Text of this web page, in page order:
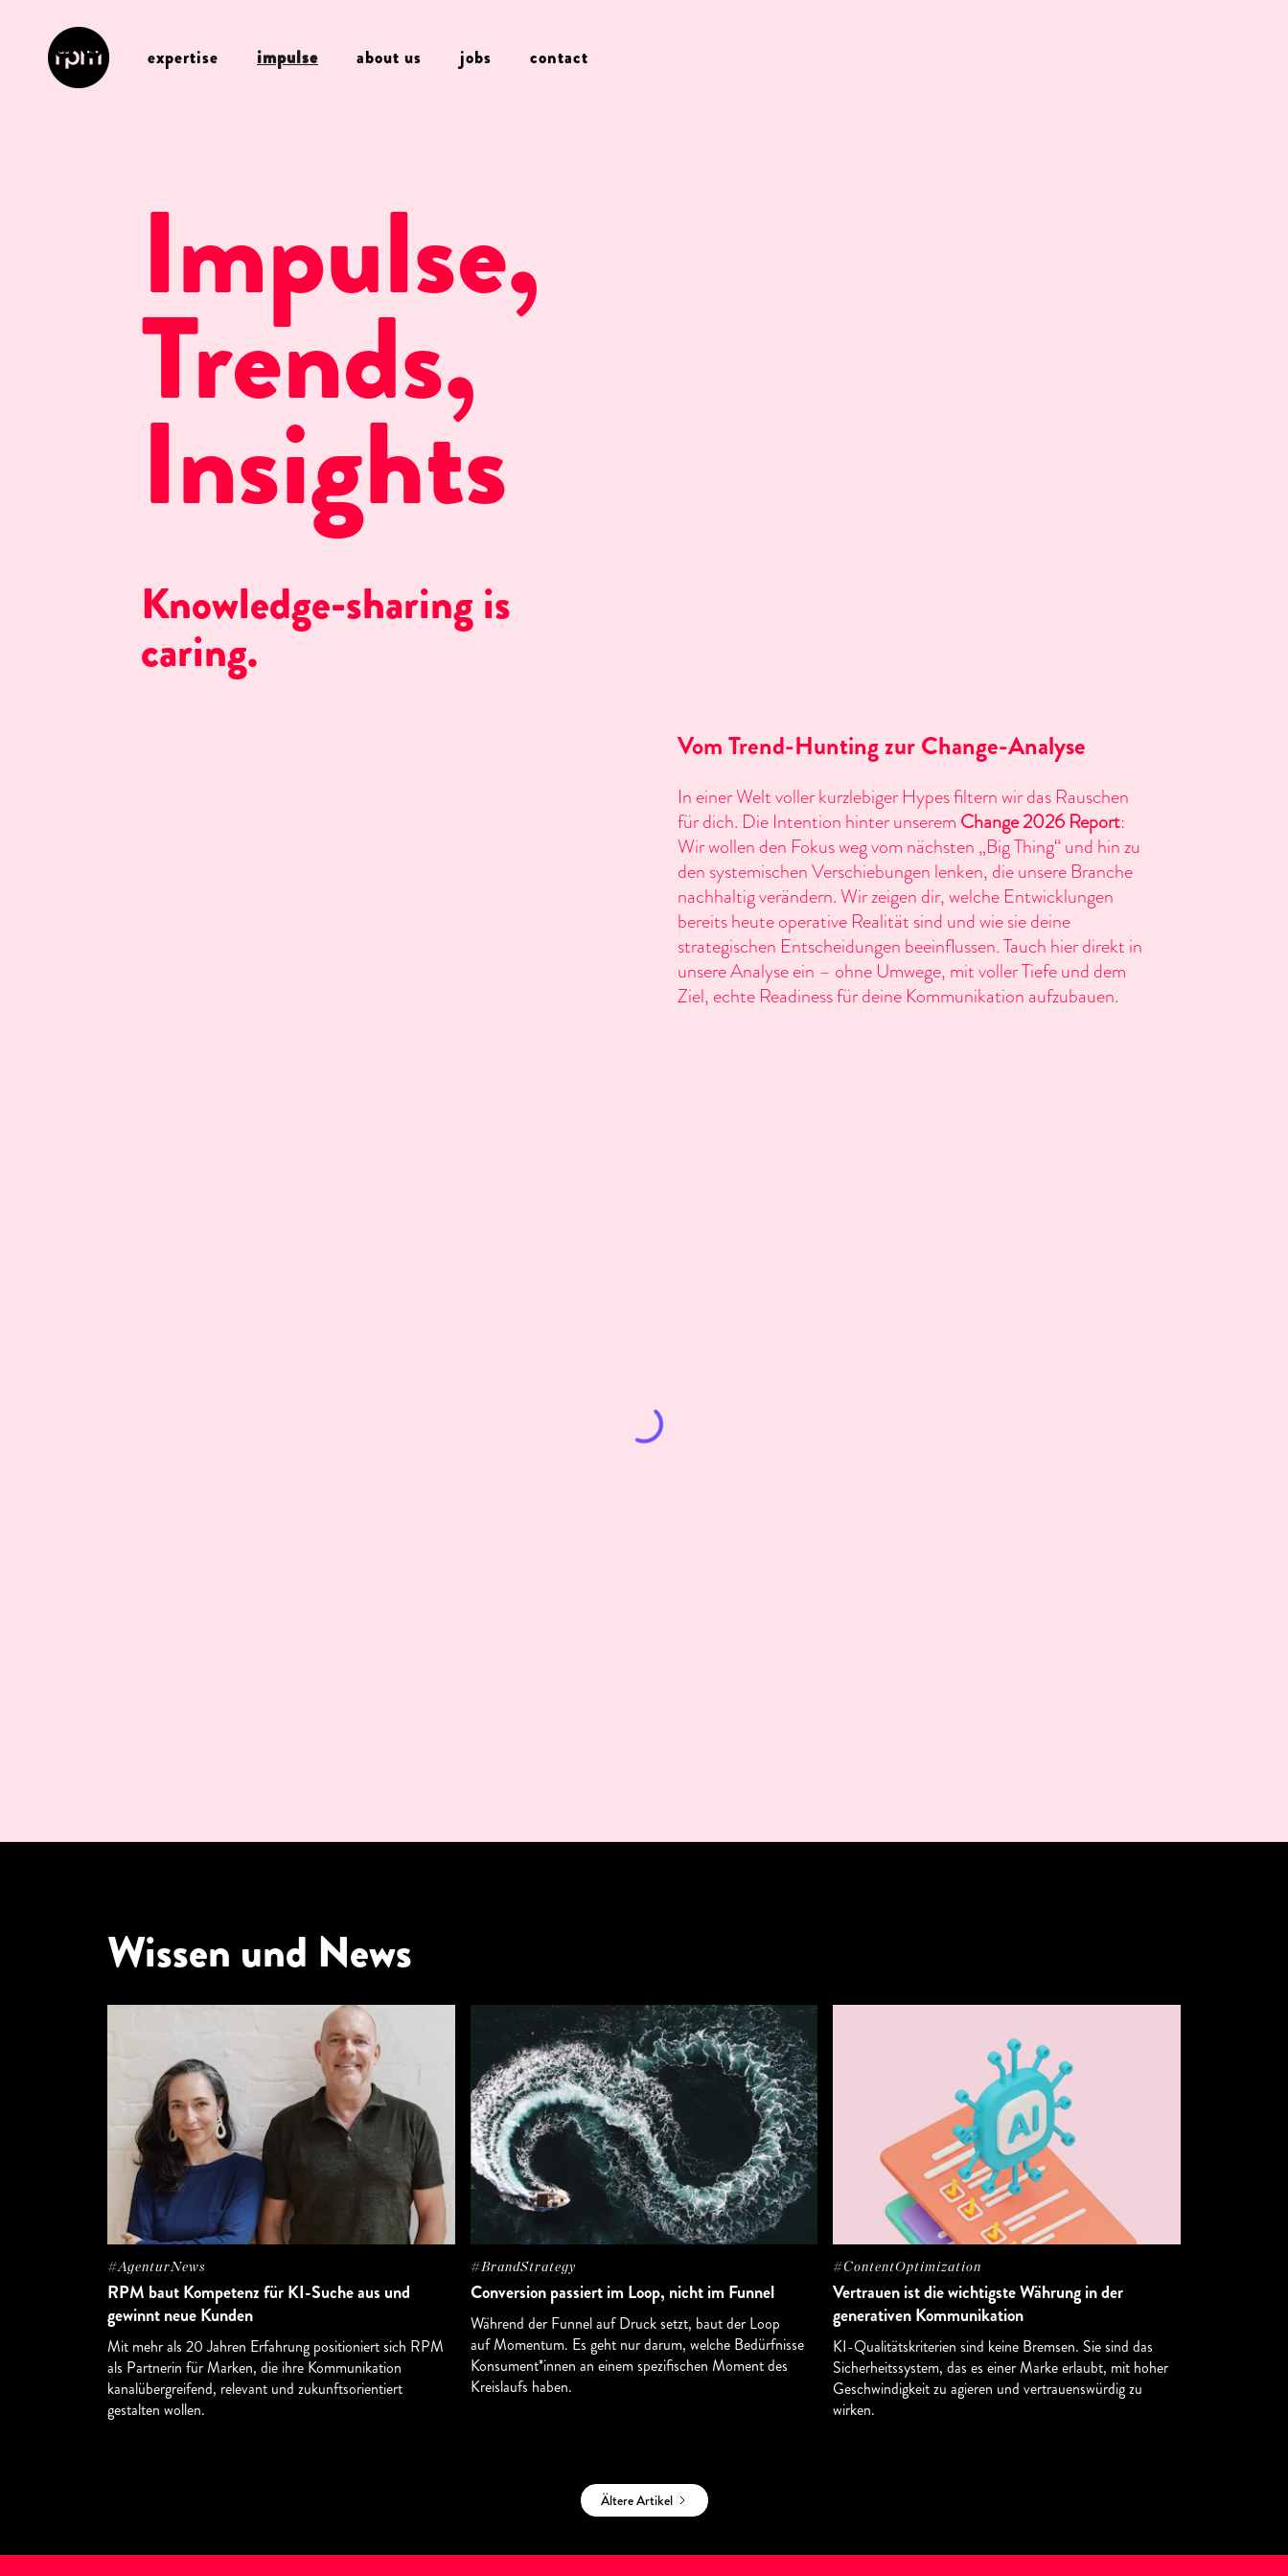
expertise impulse about us jobs contact
Impulse,
Trends,
Insights
Knowledge-sharing is
caring.
Vom Trend-Hunting zur Change-Analyse
In einer Welt voller kurzlebiger Hypes filtern wir das Rauschen
für dich. Die Intention hinter unserem Change 2026 Report:
Wir wollen den Fokus weg vom nächsten „Big Thing“ und hin zu
den systemischen Verschiebungen lenken, die unsere Branche
nachhaltig verändern. Wir zeigen dir, welche Entwicklungen
bereits heute operative Realität sind und wie sie deine
strategischen Entscheidungen beeinflussen. Tauch hier direkt in
unsere Analyse ein – ohne Umwege, mit voller Tiefe und dem
Ziel, echte Readiness für deine Kommunikation aufzubauen.
Wissen und News
#AgenturNews
RPM baut Kompetenz für KI-Suche aus und
gewinnt neue Kunden
Mit mehr als 20 Jahren Erfahrung positioniert sich RPM
als Partnerin für Marken, die ihre Kommunikation
kanalübergreifend, relevant und zukunftsorientiert
gestalten wollen.
#BrandStrategy
Conversion passiert im Loop, nicht im Funnel
Während der Funnel auf Druck setzt, baut der Loop
auf Momentum. Es geht nur darum, welche Bedürfnisse
Konsument*innen an einem spezifischen Moment des
Kreislaufs haben.
#ContentOptimization
Vertrauen ist die wichtigste Währung in der
generativen Kommunikation
KI-Qualitätskriterien sind keine Bremsen. Sie sind das
Sicherheitssystem, das es einer Marke erlaubt, mit hoher
Geschwindigkeit zu agieren und vertrauenswürdig zu
wirken.
Ältere Artikel